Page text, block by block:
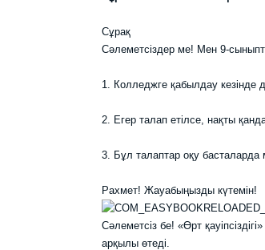
Сұрақ
Сәлеметсіздер ме! Мен 9-сыныпты
1. Колледжге қабылдау кезінде
2. Егер талап етілсе, нақты
3. Бұл талаптар оқу басталарда
Рахмет! Жауабыңызды күтемін!
Сәлеметсіз бе! «Өрт
арқылы өтеді.